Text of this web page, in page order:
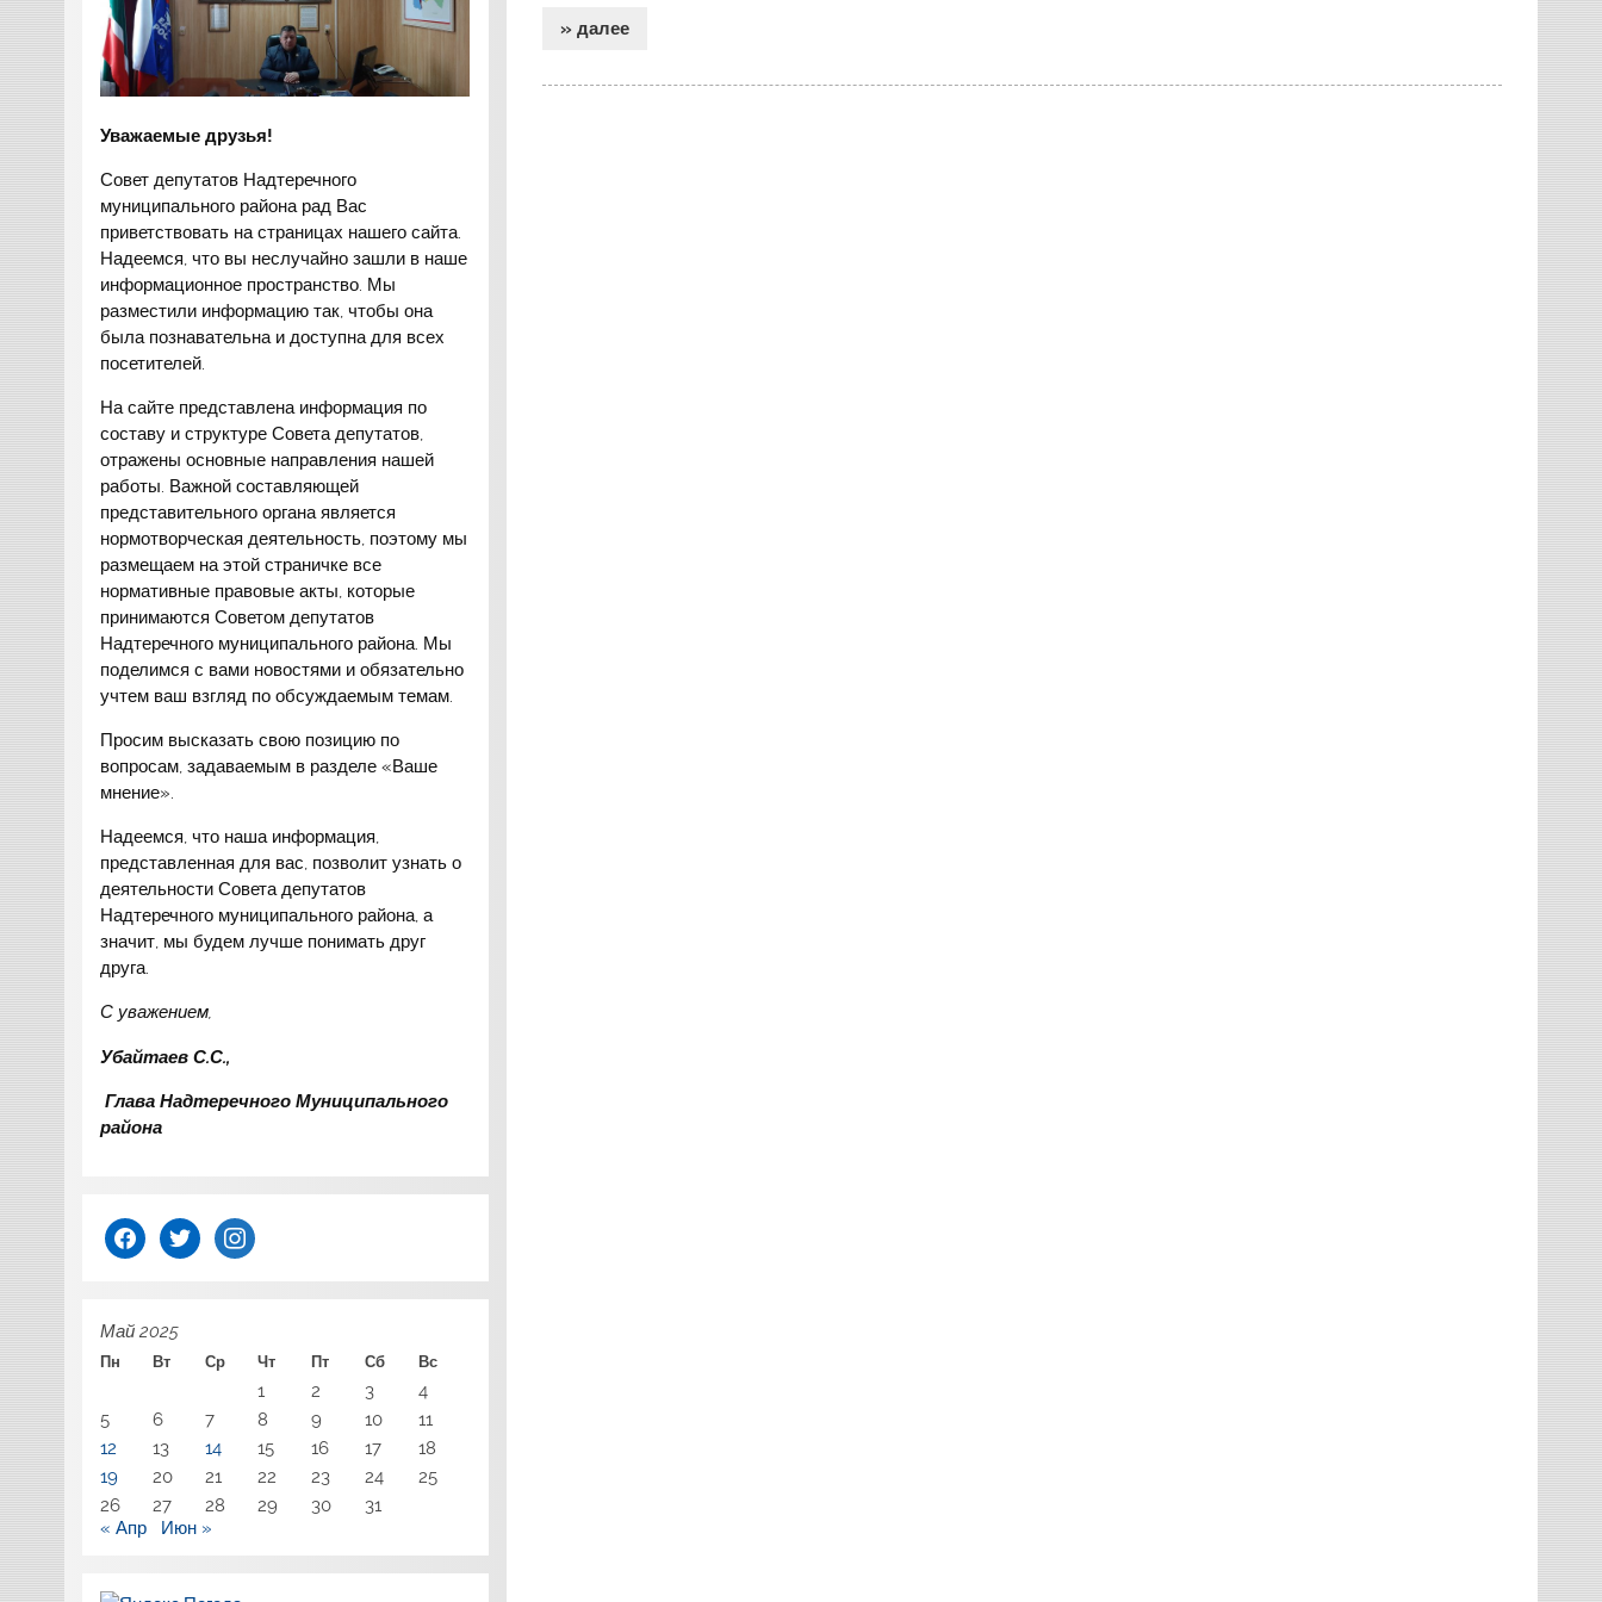
» далее
Уважаемые друзья!
Совет депутатов Надтеречного
муниципального района рад Вас
приветствовать на страницах нашего сайта.
Надеемся, что вы неслучайно зашли в наше
информационное пространство. Мы
разместили информацию так, чтобы она
была познавательна и доступна для всех
посетителей.
На сайте представлена информация по
составу и структуре Совета депутатов,
отражены основные направления нашей
работы. Важной составляющей
представительного органа является
нормотворческая деятельность, поэтому мы
размещаем на этой страничке все
нормативные правовые акты, которые
принимаются Советом депутатов
Надтеречного муниципального района. Мы
поделимся с вами новостями и обязательно
учтем ваш взгляд по обсуждаемым темам.
Просим высказать свою позицию по
вопросам, задаваемым в разделе «Ваше
мнение».
Надеемся, что наша информация,
представленная для вас, позволит узнать о
деятельности Совета депутатов
Надтеречного муниципального района, а
значит, мы будем лучше понимать друг
друга.
С уважением,
Убайтаев С.С.,
Глава Надтеречного Муниципального
района
facebooktwitter instagram
Май 2025
Пн Вт Ср Чт Пт Сб Вс
1 2 3
4
5
6 7 8 9 10
11
12
13 14 15 16 17
18
19
20 21 22 23 24
25
26
27 28 29 30
31
« Апр
Июн »